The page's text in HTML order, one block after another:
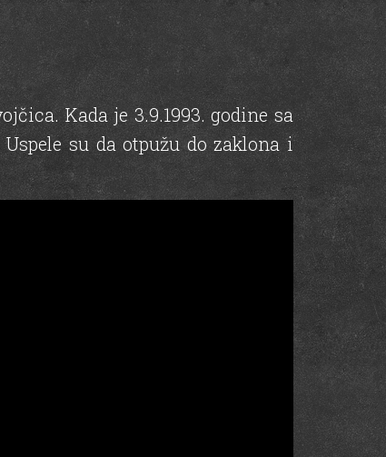
Kada je 3.9.1993. godine sa
su da otpužu do zaklona i